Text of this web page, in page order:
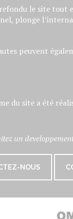
le site tout
plonge
peuvent
du site a été
un
NOUS